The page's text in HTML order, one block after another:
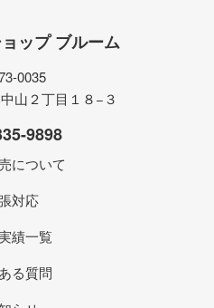
ップ ブルーム
0035
山２丁目１８−３
9898
について
対応
績一覧
る質問